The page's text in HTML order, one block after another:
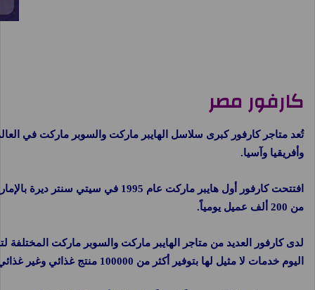
كارفور مصر
وأفريقيا وآسيا.
من 200 ألف عميل يومياً.
لدى كارفور العديد من متاجر الهايبر ماركت والسوبر ماركت المختلفة
اليوم خدمات لا مثيل لها بتوفير أكثر من 100000 منتج غذائي وغير غذائي، بالإضافة إلى آلاف السلع المنزلية.